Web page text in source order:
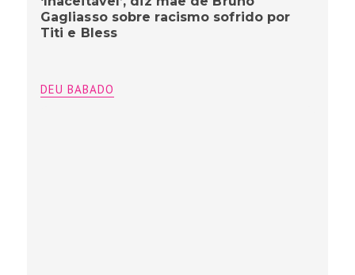
Gagliasso sobre racismo sofrido por
Titi e Bless
DEU BABADO